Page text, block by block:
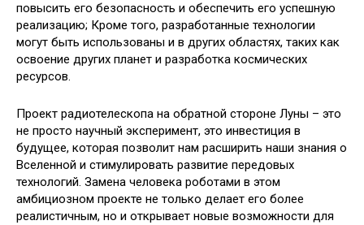
повысить его безопасность и обеспечить его успешную
реализацию; Кроме того, разработанные технологии
могут быть использованы и в других областях, таких как
освоение других планет и разработка космических
ресурсов.
Проект радиотелескопа на обратной стороне Луны – это
не просто научный эксперимент, это инвестиция в
будущее, которая позволит нам расширить наши знания о
Вселенной и стимулировать развитие передовых
технологий. Замена человека роботами в этом
амбициозном проекте не только делает его более
реалистичным, но и открывает новые возможности для